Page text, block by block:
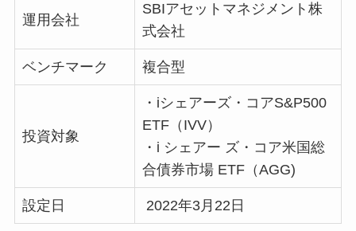
運用会社
SBIアセットマネジメント株
式会社
ベンチマーク 複合型
投資対象
・iシェアーズ・コアS&P500
ETF（IVV）
・i シェアー ズ・コア米国総
合債券市場 ETF（AGG)
設定日 2022年3月22日